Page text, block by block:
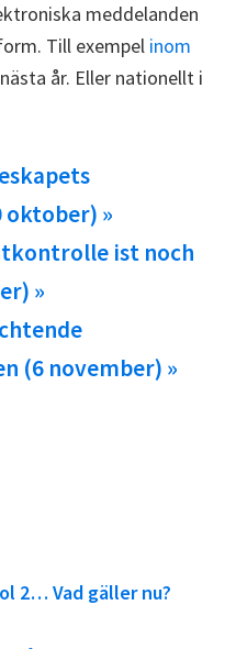
meddelanden
Till exempel inom
år. Eller nationellt i
»
ist noch
»
(6 november) »
2… Vad gäller nu?